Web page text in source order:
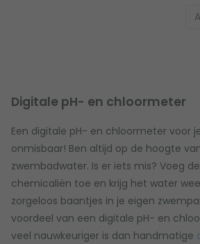
Digitale pH- en chloormeter
Een digitale pH- en chloormeter voor
onmisbaar! Ben altijd op de hoogte
zwembadwater. Is er iets mis? Voeg
chemicaliën toe en krijg het water
zorgeloos baantjes in je eigen
voordeel van een digitale pH- en
veel nauwkeuriger is dan handmatige